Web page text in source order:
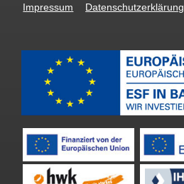
Impressum Datenschutzerklärung